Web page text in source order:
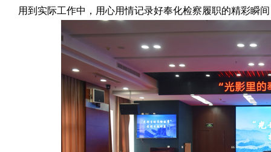
用到实际工作中，用心用情记录好奉化检察履职的精彩瞬